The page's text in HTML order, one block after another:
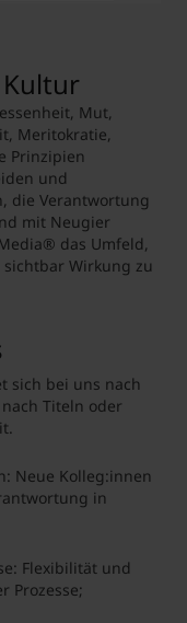
kombinieren
für die
und
Werde Teil
zu prägen
der Zukunft
x
x
x
Jobportal
Mut,
Meritokratie,
Prinzipien
und
die Verantwortung
mit Neugier
das Umfeld,
Wirkung zu
sich bei uns nach
Titeln oder
Neue Kolleg:innen
in
Flexibilität und
Prozesse;